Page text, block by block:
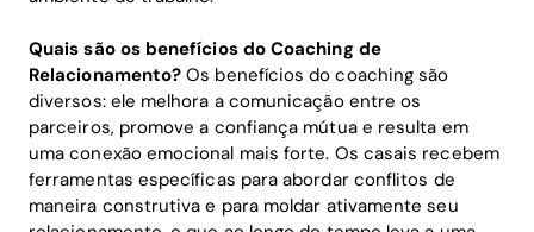
Quais são os benefícios do Coaching de
Relacionamento? Os benefícios do coaching são
diversos: ele melhora a comunicação entre os
parceiros, promove a confiança mútua e resulta em
uma conexão emocional mais forte. Os casais recebem
ferramentas específicas para abordar conflitos de
maneira construtiva e para moldar ativamente seu